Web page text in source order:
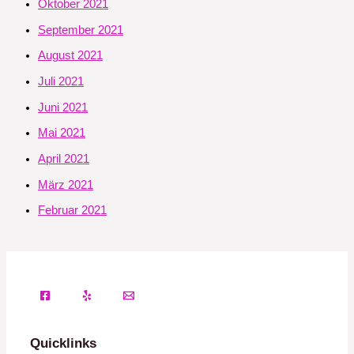
Oktober 2021
September 2021
August 2021
Juli 2021
Juni 2021
Mai 2021
April 2021
März 2021
Februar 2021
Quicklinks